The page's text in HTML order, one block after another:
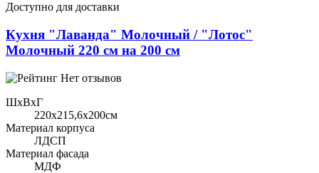
Доступно для доставки
Кухня "Лаванда" Молочный / "Лотос"
Молочный 220 см на 200 см
Нет отзывов
ШхВхГ
220x215,6х200см
Материал корпуса
ЛДСП
Материал фасада
МДФ